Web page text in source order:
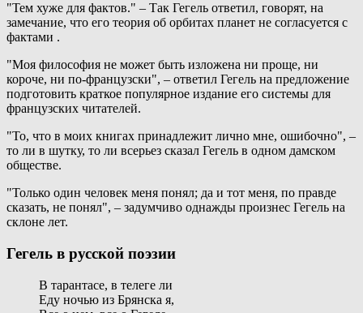
"Тем хуже для фактов." – Так Гегель ответил, говорят, на
замечание, что его теория об орбитах планет не согласуется с
фактами .
"Моя философия не может быть изложена ни проще, ни
короче, ни по-французски", – ответил Гегель на предложение
подготовить краткое популярное издание его системы для
французских читателей.
"То, что в моих книгах принадлежит лично мне, ошибочно", –
то ли в шутку, то ли всерьез сказал Гегель в одном дамском
обществе.
"Только один человек меня понял; да и тот меня, по правде
сказать, не понял", – задумчиво однажды произнес Гегель на
склоне лет.
Гегель в русской поэзии
В тарантасе, в телеге ли
Еду ночью из Брянска я,